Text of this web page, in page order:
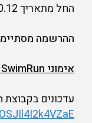
החל מתאריך 10.12 תוספת 30 ש"ח לאדם
ההרשמה מסתיימת ב-
אימוניSwimRun פתוחים לקראת התחרות
עדכונים